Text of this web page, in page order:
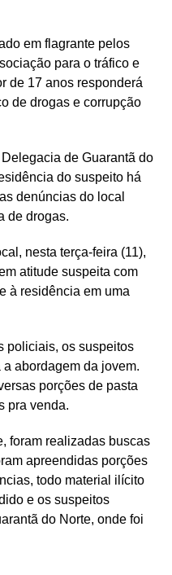
em flagrante pelos
para o tráfico e
de 17 anos responderá
de drogas e corrupção
de Guarantã do
do suspeito há
denúncias do local
de drogas.
nesta terça-feira (11),
atitude suspeita com
à residência em uma
policiais, os suspeitos
abordagem da jovem.
porções de pasta
pra venda.
foram realizadas buscas
apreendidas porções
todo material ilícito
e os suspeitos
do Norte, onde foi